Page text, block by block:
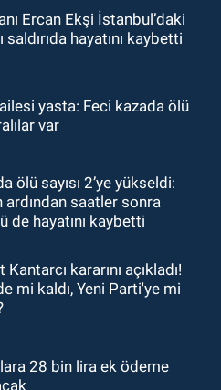
BEUN personeli Nihat Şahan
hayatını kaybetti
Yeni Parti'de yönetim krizi.
Ercan Ekşi İstanbul’daki
saldırıda hayatını kaybetti
yasta: Feci kazada ölü
var
ölü sayısı 2’ye yükseldi:
ardından saatler sonra
de hayatını kaybetti
Kantarcı kararını açıkladı!
mi kaldı, Yeni Parti'ye mi
28 bin lira ek ödeme